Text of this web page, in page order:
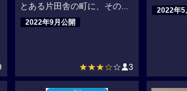
とある片田舎の町に、その...
2022年9月公開
★★★☆☆ 3
2022年5